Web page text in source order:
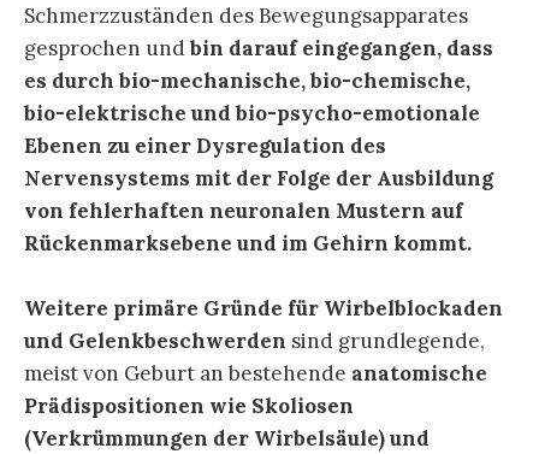
Schmerzzuständen des Bewegungsapparates
gesprochen undbin darauf eingegangen, dass
es durch bio-mechanische, bio-chemische,
bio-elektrische und bio-psycho-emotionale
Ebenen zu einer Dysregulation des
Nervensystems mit der Folge der Ausbildung
von fehlerhaften neuronalen Mustern auf
Rückenmarksebene und im Gehirn kommt.
Weitere primäre Gründe für Wirbelblockaden
und Gelenkbeschwerden sind grundlegende,
meist von Geburt an bestehende anatomische
Prädispositionen wie Skoliosen
(Verkrümmungen der Wirbelsäule) und